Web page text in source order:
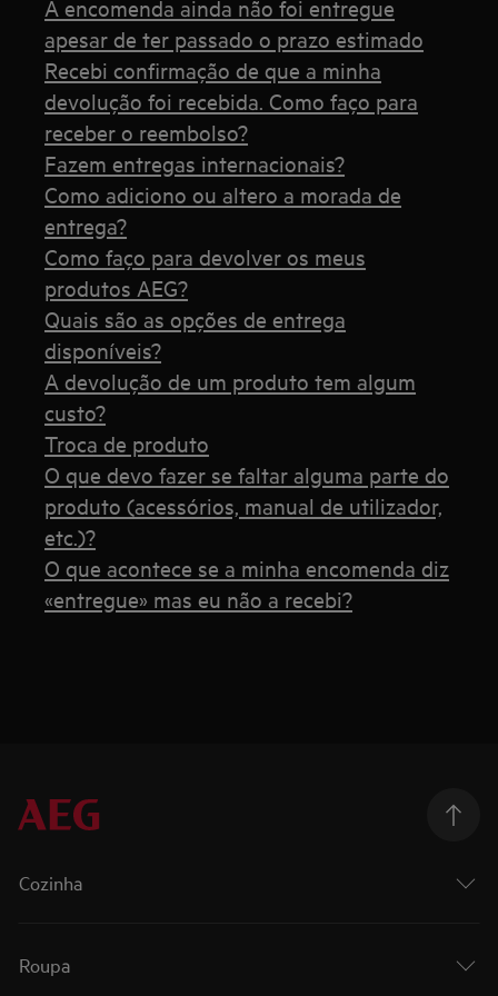
A encomenda ainda não foi entregue
apesar de ter passado o prazo estimado
Recebi confirmação de que a minha
devolução foi recebida. Como faço para
receber o reembolso?
Fazem entregas internacionais?
Como adiciono ou altero a morada de
entrega?
Como faço para devolver os meus
produtos AEG?
Quais são as opções de entrega
disponíveis?
A devolução de um produto tem algum
custo?
Troca de produto
O que devo fazer se faltar alguma parte do
produto (acessórios, manual de utilizador,
etc.)?
O que acontece se a minha encomenda diz
«entregue» mas eu não a recebi?
Cozinha
Roupa